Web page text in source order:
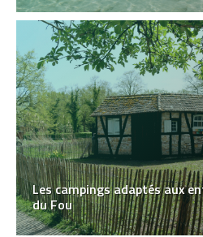
Les campings adaptés aux
du Fou